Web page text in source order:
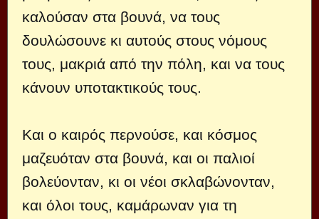
καλούσαν στα βουνά, να τους
δουλώσουνε κι αυτούς στους νόμους
τους, μακριά από την πόλη, και να τους
κάνουν υποτακτικούς τους.
Και ο καιρός περνούσε, και κόσμος
μαζευόταν στα βουνά, και οι παλιοί
βολεύονταν, κι οι νέοι σκλαβώνονταν,
και όλοι τους, καμάρωναν για τη